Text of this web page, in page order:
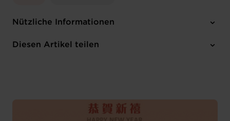
Nützliche Informationen
Donnerstag 8 Feb 2024
Diesen Artikel teilen